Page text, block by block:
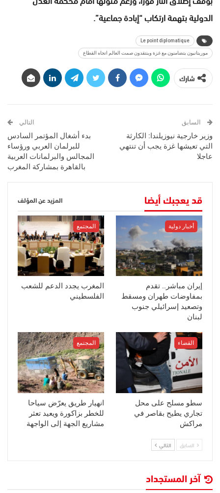
الدولية بتهمة ارتكاب “إبادة جماعية”.
Le point diplomatique
موريتانيون يتضامنون مع غزة وينتقدون صمت العالم اتجاه القطاع
شارك
السابق
وزير خارجية نيوزيلندا: الكارثة
التي تعيشها غزة يجب أن تنتهي
عاجلا
التالي
بدء أشغال المؤتمر السادس
للبرلمان العربي ورؤساء
المجالس والبرلمانات العربية
بالقاهرة بمشاركة المغرب
قد يعجبك أيضا المزيد عن المؤلف
أخبار دولية
إيران مباشر.. تقدم
بمفاوضات طهران ومسقط
وتصعيد إسرائيلي جنوب
لبنان
المجتمع
المغرب يجدد الدعم للشعب
الفلسطيني
القضاء
سطو مسلح على محل
تجاري يطيح بقاصر في
مراكش
المجتمع
انهيار طريق يعرّض سياحا
للخطر بزاكورة ويعيد تعثر
مشاريع الجهة إلى الواجهة
السابق التالي
آخر المستجداد